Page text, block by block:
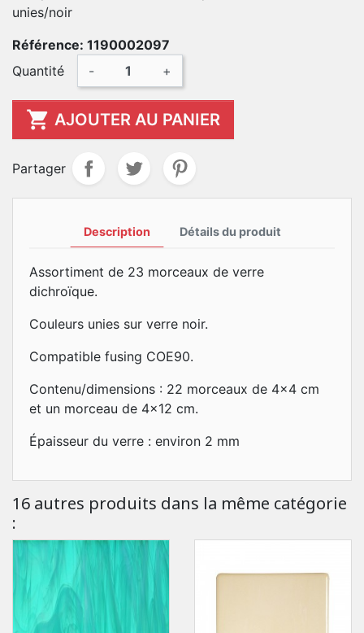
unies/noir
Référence: 1190002097
Quantité
- +
 AJOUTER AU PANIER
Partager
Description Détails du produit
Assortiment de 23 morceaux de verre
dichroïque.
Couleurs unies sur verre noir.
Compatible fusing COE90.
Contenu/dimensions : 22 morceaux de 4x4 cm
et un morceau de 4x12 cm.
Épaisseur du verre : environ 2 mm
16 autres produits dans la même catégorie
: